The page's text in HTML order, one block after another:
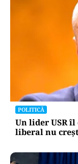
POLITICĂ
Un lider USR
liberal nu